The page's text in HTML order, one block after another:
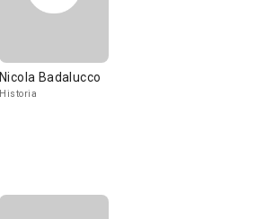
Nicola Badalucco
Historia